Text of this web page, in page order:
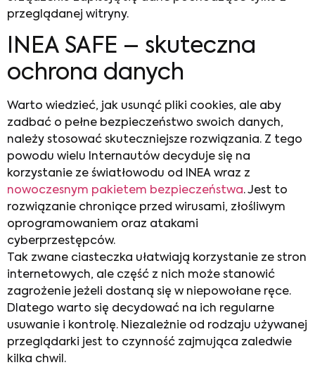
przeglądanej witryny.
INEA SAFE – skuteczna
ochrona danych
Warto wiedzieć, jak usunąć pliki cookies, ale aby
zadbać o pełne bezpieczeństwo swoich danych,
należy stosować skuteczniejsze rozwiązania. Z tego
powodu wielu Internautów decyduje się na
korzystanie ze światłowodu od INEA wraz z
nowoczesnym pakietem bezpieczeństwa. Jest to
rozwiązanie chroniące przed wirusami, złośliwym
oprogramowaniem oraz atakami
cyberprzestępców.
Tak zwane ciasteczka ułatwiają korzystanie ze stron
internetowych, ale część z nich może stanowić
zagrożenie jeżeli dostaną się w niepowołane ręce.
Dlatego warto się decydować na ich regularne
usuwanie i kontrolę. Niezależnie od rodzaju używanej
przeglądarki jest to czynność zajmująca zaledwie
kilka chwil.